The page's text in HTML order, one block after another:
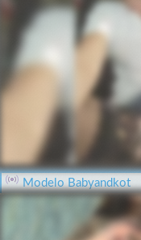
Modelo Babyandkot